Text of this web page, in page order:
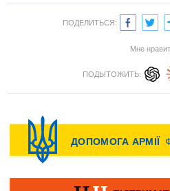
ПОДЕЛИТЬСЯ:
Мне
ПОДЫТОЖИТЬ: